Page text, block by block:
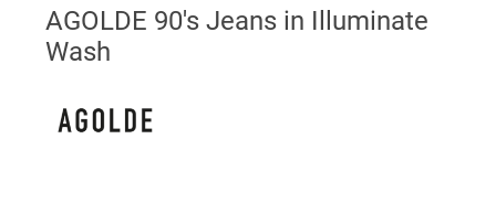
AGOLDE 90's Jeans in Illuminate
Wash